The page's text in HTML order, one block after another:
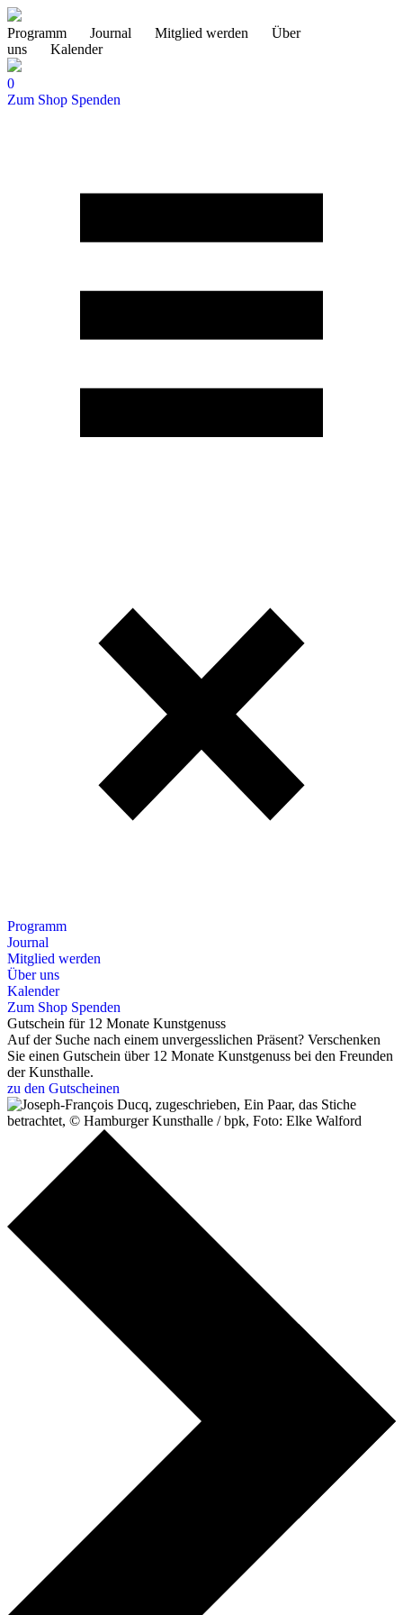
Programm Journal Mitglied werden
Über
uns
Kalender
0
Zum Shop Spenden
Programm
Journal
Mitglied werden
Über uns
Kalender
Zum Shop Spenden
Gutschein für 12 Monate Kunstgenuss
Auf der Suche nach einem unvergesslichen Präsent? Verschenken
Sie einen Gutschein über 12 Monate Kunstgenuss bei den Freunden
der Kunsthalle.
zu den Gutscheinen